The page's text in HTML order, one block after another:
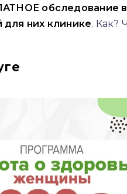
обследование в
для них клинике. Как?